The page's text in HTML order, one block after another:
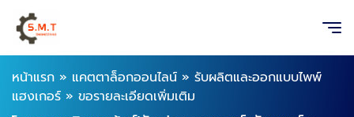
หน้าแรก » แคตตาล็อกออนไลน์ » รับผลิตและออกแบบไพพ์
แฮงเกอร์ » ขอรายละเอียดเพิ่มเติม